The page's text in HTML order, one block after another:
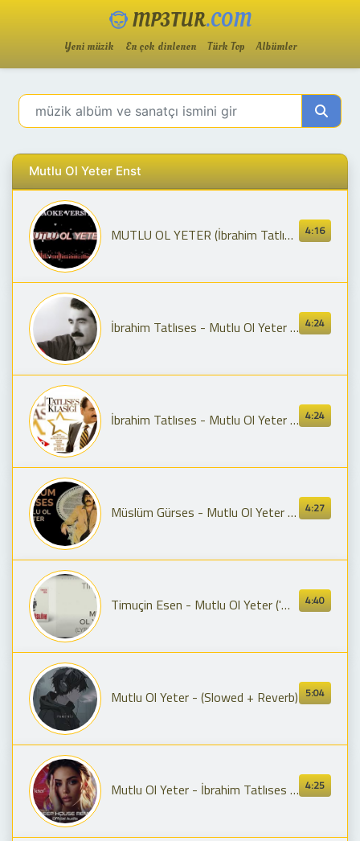
MP3TUR.COM
Yeni müzik En çok dinlenen Türk Top Albümler
Mutlu Ol Yeter Enst
4:16
MUTLU OL YETER (İbrahim Tatlıses) / KARAOKE
4:24
İbrahim Tatlıses - Mutlu Ol Yeter (Official Audio)
4:24
İbrahim Tatlıses - Mutlu Ol Yeter - (Official Audio)
4:27
Müslüm Gürses - Mutlu Ol Yeter (Remastered)
4:40
Timuçin Esen - Mutlu Ol Yeter ('Müslüm Baba' Orijinal Film Müzikleri)(Lyric Video)
5:04
Mutlu Ol Yeter - (Slowed + Reverb)
4:25
Mutlu Ol Yeter - İbrahim Tatlıses | Deep house Cover (En Duygusal Yorum)